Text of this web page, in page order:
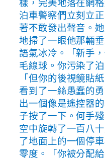
泊車警察們立刻立
著不敢發出聲音。
地掃了一眼他那輛
語氣冰冷。「新手
毛線球。你污染了
「但你的後視鏡貼
看到了一絲愚蠢的
出一個像是遙控器
子按了一下。何手
空中旋轉了一百八
了地面上的一個停
零度。「你被分配